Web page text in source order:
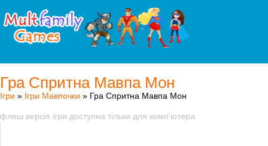
Гра Спритна Мавпа Мон
Ігри » Ігри Мавпочки » Гра Спритна Мавпа Мон
флеш версія ігри доступна тільки для комп'ютера